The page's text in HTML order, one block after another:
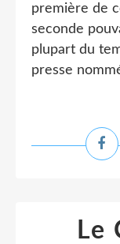
première de
seconde
plupart du
presse
Le